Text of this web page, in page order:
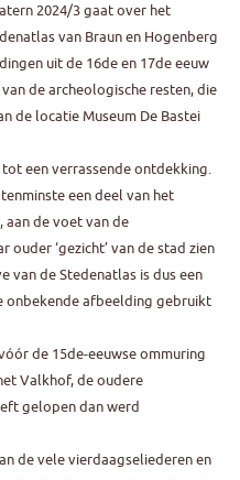
2024/3 gaat over het
van Braun en Hogenberg
uit de 16de en 17de eeuw
de archeologische resten, die
de locatie Museum De Bastei
een verrassende ontdekking.
een deel van het
aan de voet van de
ouder ‘gezicht’ van de stad zien
van de Stedenatlas is dus een
onbekende afbeelding gebruikt
de 15de-eeuwse ommuring
Valkhof, de oudere
gelopen dan werd
de vele vierdaagseliederen en